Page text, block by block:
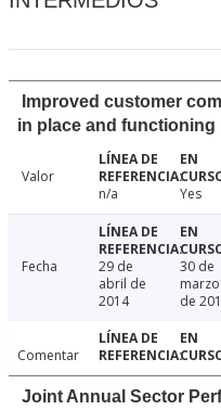
Improved customer
in place and functioning
Valor
n/a
Yes
Fecha
29 de
abril de
2014
30 de
marzo
de
Comentar
Joint Annual Sector